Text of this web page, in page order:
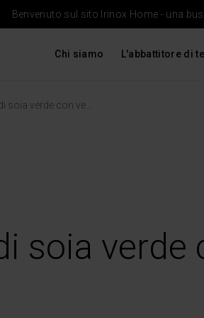
Benvenuto sul sito Irinox Home - una
Chi siamo L'abbattitore di
soia verde